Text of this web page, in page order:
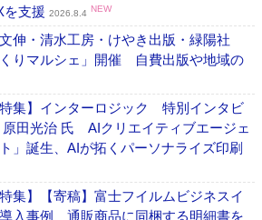
を支援 2026.8.4 NEW
文伸・清水工房・けやき出版・緑陽社
りマルシェ」開催 自費出版や地域の
特集】インターロジック 特別インタビ
原田光治 氏 AIクリエイティブエージェ
」誕生、AIが拓くパーソナライズ印刷
集】【寄稿】富士フイルムビジネスイ
入事例 通販商品に同梱する明細書を